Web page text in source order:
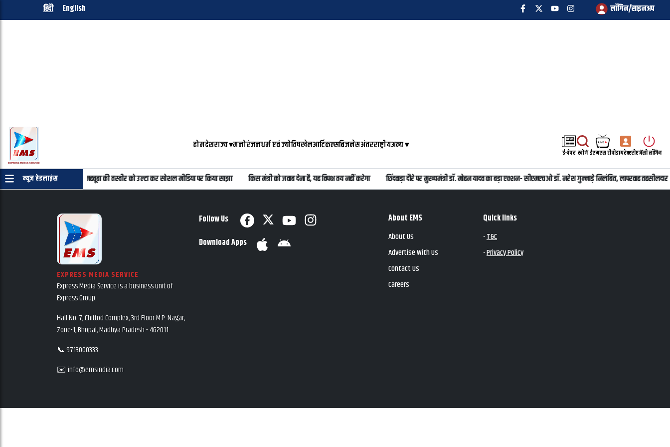
हिंदी English लॉगिन/साइनअप
होमदेशराज्य▾मनोरंजनधर्म एवं ज्योतिषखेलआर्टिकल्सबिजनेसअंतरराष्ट्रीयअन्य▾
ई-पेपर खोजें ईएमएस टीवीडायरेक्टरीएजेंसी लॉगिन
न्यूज़ हेडलाइंस
की जरुरत नहीं महबूबा की तस्वीर को उल्टा कर सोशल मीडिया पर किया साझा किस मंत्री को जवाब देना है, यह विपक्ष तय नहीं करेगा छिंदवाड़ा दौरे पर मुख्यमंत्री डॉ. मोहन यादव का बड़ा एक्शन- सीएमएचओ डॉ. नरेश गुन्नाड़े निलंबित, लापरवाह तहसीलदार
EXPRESS MEDIA SERVICE
Express Media Service is a business unit of
Express Group.
Hall No. 7, Chittod Complex, 3rd Floor M.P. Nagar,
Zone-1, Bhopal, Madhya Pradesh - 462011
📞 9713000333
✉️ info@emsindia.com
Follow Us
Download Apps
About EMS
About Us
Advertise With Us
Contact Us
Careers
Quick links
•T&C
•Privacy Policy